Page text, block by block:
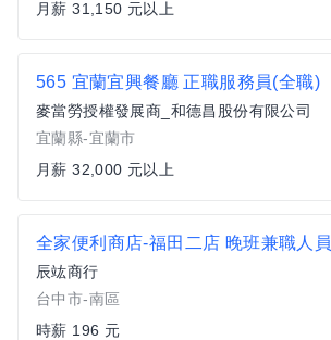
月薪 31,150 元以上
565 宜蘭宜興餐廳 正職服務員(全職)
麥當勞授權發展商_和德昌股份有限公司
宜蘭縣-宜蘭市
月薪 32,000 元以上
全家便利商店-福田二店 晚班兼職人員
辰竑商行
台中市-南區
時薪 196 元